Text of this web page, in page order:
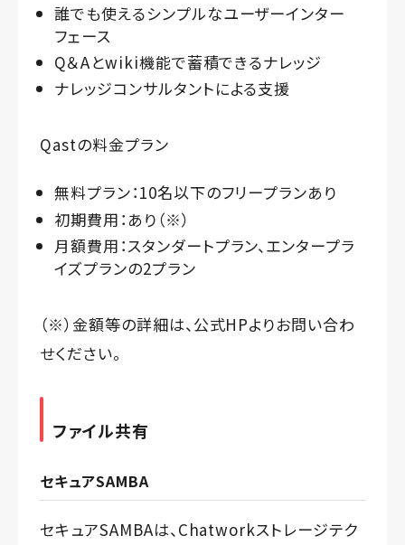
誰でも使えるシンプルなユーザーインター
フェース
Q＆Aとwiki機能で蓄積できるナレッジ
ナレッジコンサルタントによる支援
Qastの料金プラン
無料プラン：10名以下のフリープランあり
初期費用：あり（※）
月額費用：スタンダートプラン、エンタープラ
イズプランの2プラン
（※）金額等の詳細は、公式HPよりお問い合わ
せください。
ファイル共有
セキュアSAMBA
セキュアSAMBAは、 Chatworkストレージテク